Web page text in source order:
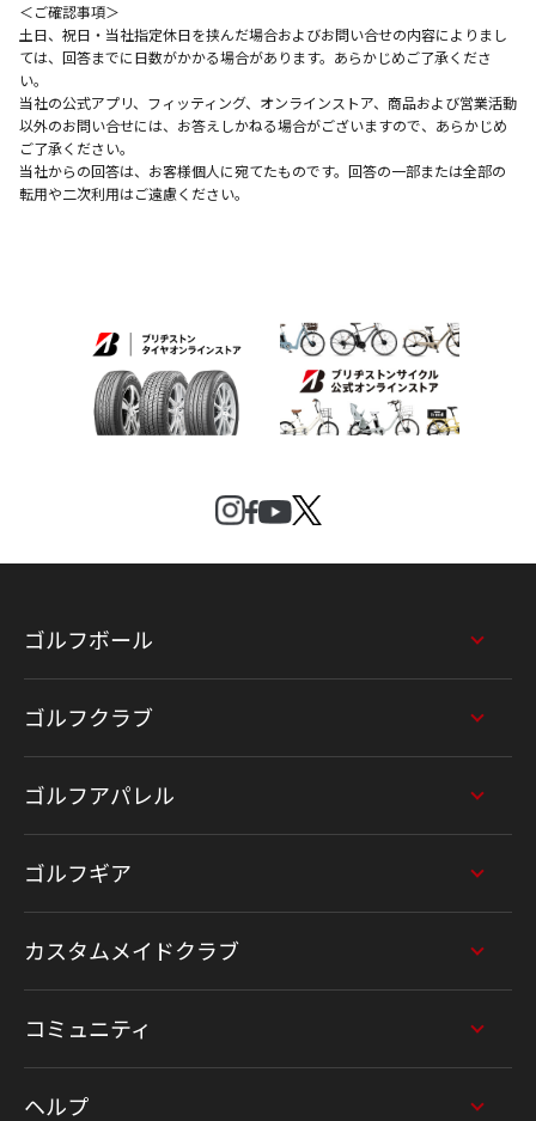
＜ご確認事項＞
土日、祝日・当社指定休日を挟んだ場合およびお問い合せの内容によりまし
ては、回答までに日数がかかる場合があります。あらかじめご了承くださ
い。
当社の公式アプリ、フィッティング、オンラインストア、商品および営業活動
以外のお問い合せには、お答えしかねる場合がございますので、あらかじめ
ご了承ください。
当社からの回答は、お客様個人に宛てたものです。回答の一部または全部の
転用や二次利用はご遠慮ください。
ゴルフボール
ゴルフクラブ
ゴルフアパレル
ゴルフギア
カスタムメイドクラブ
コミュニティ
ヘルプ